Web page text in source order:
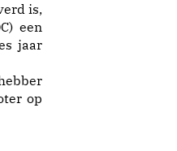
is,
een
jaar
op